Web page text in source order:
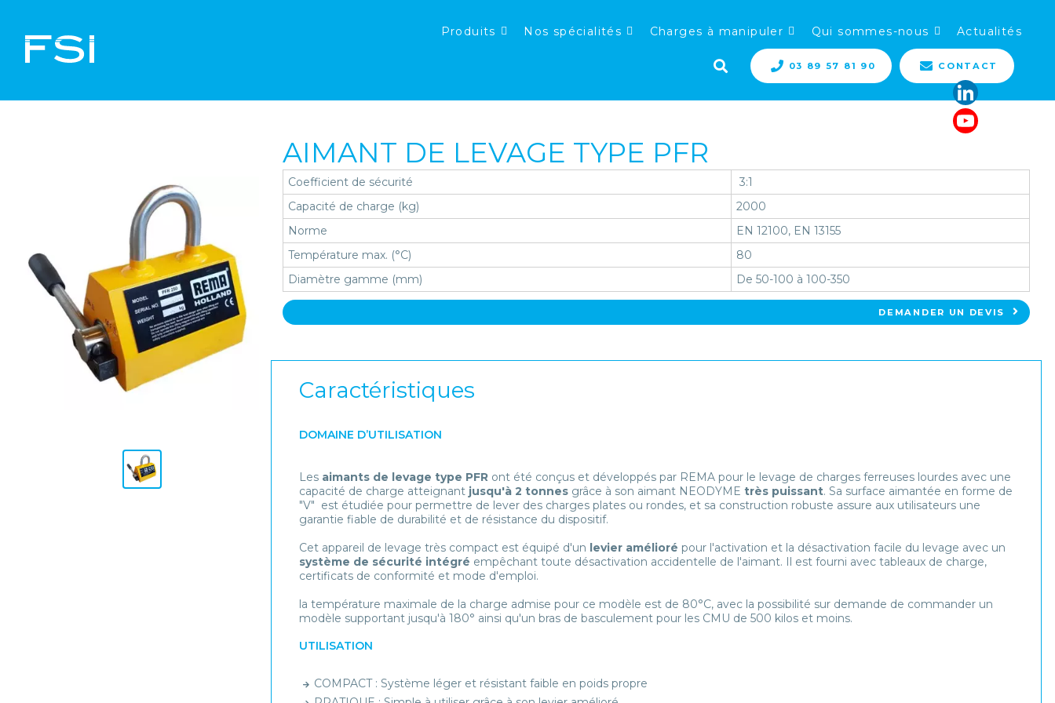
Produits Nos spécialités Charges à manipuler Qui sommes-nous Actualités
03 89 57 81 90 CONTACT
AIMANT DE LEVAGE TYPE PFR
Coefficient de sécurité
3:1
Capacité de charge (kg)
2000
Norme
EN 12100, EN 13155
Température max. (°C)
80
Diamètre gamme (mm)
De 50-100 à 100-350
DEMANDER UN DEVIS
Caractéristiques
DOMAINE D’UTILISATION
Les aimants de levage type PFR ont été conçus et développés par REMA pour le levage de charges ferreuses lourdes avec une
capacité de charge atteignant jusqu'à 2 tonnesgrâce à son aimant NEODYME très puissant. Sa surface aimantée en forme de
"V" est étudiée pour permettre de lever des charges plates ou rondes, et sa construction robuste assure aux utilisateurs une
garantie fiable de durabilité et de résistance du dispositif.
Cet appareil de levage très compact est équipé d'un levier amélioré pour l'activation et la désactivation facile du levage avec un
système de sécurité intégré empêchant toute désactivation accidentelle de l'aimant. Il est fourni avec tableaux de charge,
certificats de conformité et mode d'emploi.
la température maximale de la charge admise pour ce modèle est de 80°C, avec la possibilité sur demande de commander un
modèle supportant jusqu'à 180° ainsi qu'un bras de basculement pour les CMU de 500 kilos et moins.
UTILISATION
COMPACT : Système léger et résistant faible en poids propre